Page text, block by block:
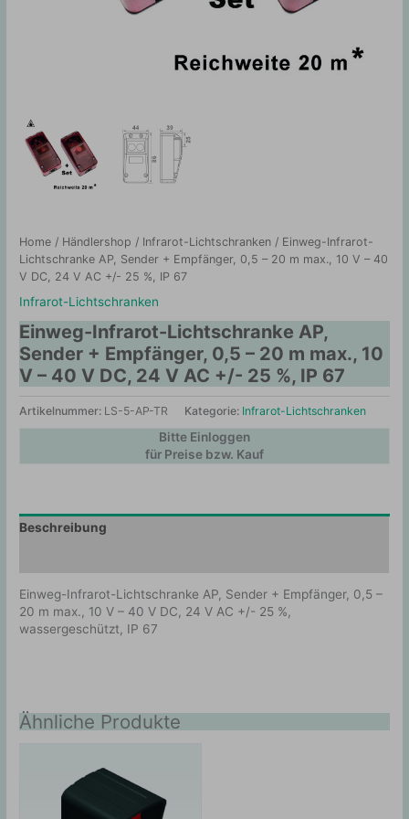
Home / Händlershop / Infrarot-Lichtschranken / Einweg-Infrarot-
Lichtschranke AP, Sender + Empfänger, 0,5 – 20 m max., 10 V – 40
V DC, 24 V AC +/- 25 %, IP 67
Infrarot-Lichtschranken
Einweg-Infrarot-Lichtschranke AP,
Sender + Empfänger, 0,5 – 20 m max., 10
V – 40 V DC, 24 V AC +/- 25 %, IP 67
Artikelnummer: LS-5-AP-TR Kategorie: Infrarot-Lichtschranken
Bitte Einloggen
für Preise bzw. Kauf
Beschreibung
Einweg-Infrarot-Lichtschranke AP, Sender + Empfänger, 0,5 –
20 m max., 10 V – 40 V DC, 24 V AC +/- 25 %,
wassergeschützt, IP 67
Ähnliche Produkte